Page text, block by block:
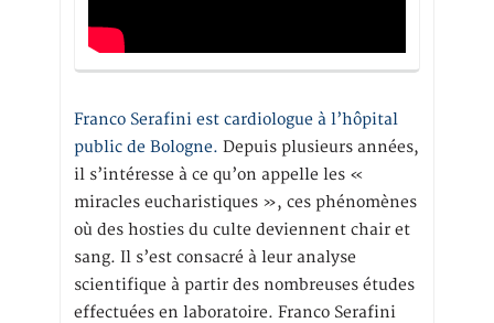
Franco Serafini est cardiologue à l’hôpital
public de Bologne. Depuis plusieurs années,
il s’intéresse à ce qu’on appelle les «
miracles eucharistiques », ces phénomènes
où des hosties du culte deviennent chair et
sang. Il s’est consacré à leur analyse
scientifique à partir des nombreuses études
effectuées en laboratoire. Franco Serafini